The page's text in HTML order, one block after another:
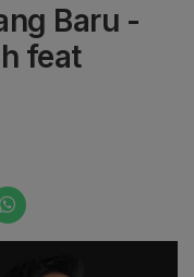
Baru -
feat